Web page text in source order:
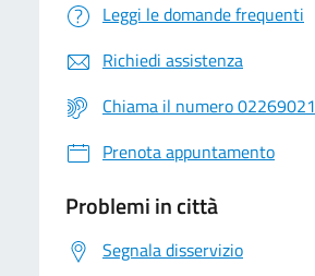
Leggi le domande frequenti
Richiedi assistenza
Chiama il numero 02269021
Prenota appuntamento
Problemi in città
Segnala disservizio